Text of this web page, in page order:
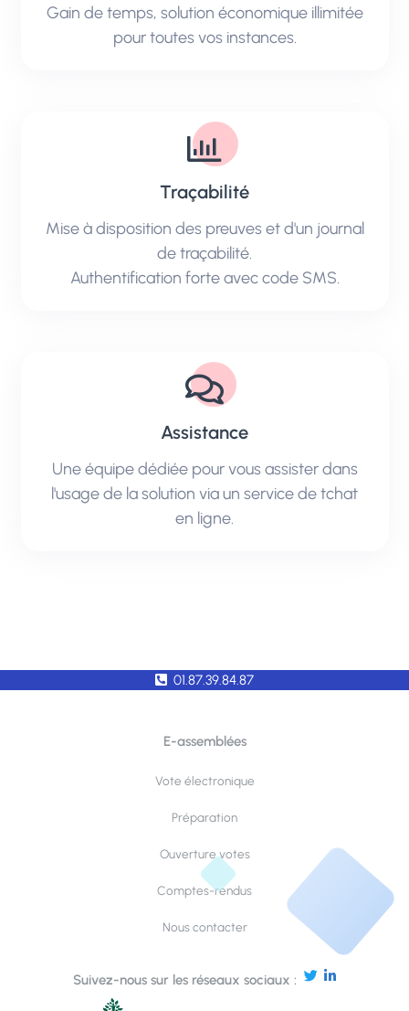
Gain de temps, solution économique illimitée
pour toutes vos instances.
Traçabilité
Mise à disposition des preuves et d'un journal
de traçabilité.
Authentification forte avec code SMS.
Assistance
Une équipe dédiée pour vous assister dans
l'usage de la solution via un service de tchat
en ligne.
01.87.39.84.87
E-assemblées
Vote électronique
Préparation
Ouverture votes
Comptes-rendus
Nous contacter
Suivez-nous sur les réseaux sociaux :